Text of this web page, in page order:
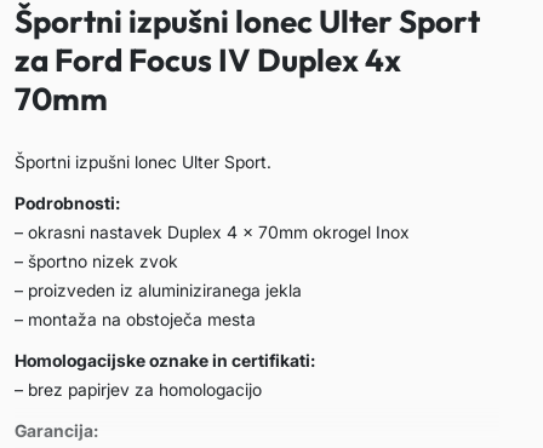
Športni izpušni lonec Ulter Sport
za Ford Focus IV Duplex 4x
70mm
Športni izpušni lonec Ulter Sport.
Podrobnosti:
– okrasni nastavek Duplex 4 x 70mm okrogel Inox
– športno nizek zvok
– proizveden iz aluminiziranega jekla
– montaža na obstoječa mesta
Homologacijske oznake in certifikati:
– brez papirjev za homologacijo
Garancija: